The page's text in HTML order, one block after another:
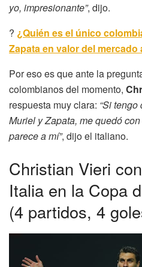
yo, impresionante”, dijo.
? ¿Quién es el único
Zapata en valor del mercado
Por eso es que ante la
colombianos del momento,
respuesta muy clara: “Si
Muriel y Zapata, me quedó
parece a mí”, dijo el italiano.
Christian Vieri
Italia en la Copa
(4 partidos, 4